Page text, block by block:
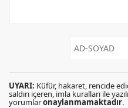
UYARI: Küfür, hakaret, rencide
saldırı içeren, imla kuralları ile
yorumlaronaylanmamaktadır.